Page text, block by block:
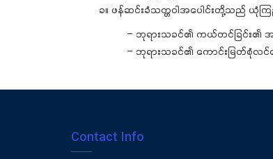
ခ။ ဖန်ဆင်းခံသတ္တဝါအပေါင်းတို့သည်
– ဘုရားသခင်၏ ကယ်တင်ခြင်း၏ အ
– ဘုရားသခင်၏ ကောင်းမြတ်စုံလင်
Contact Info